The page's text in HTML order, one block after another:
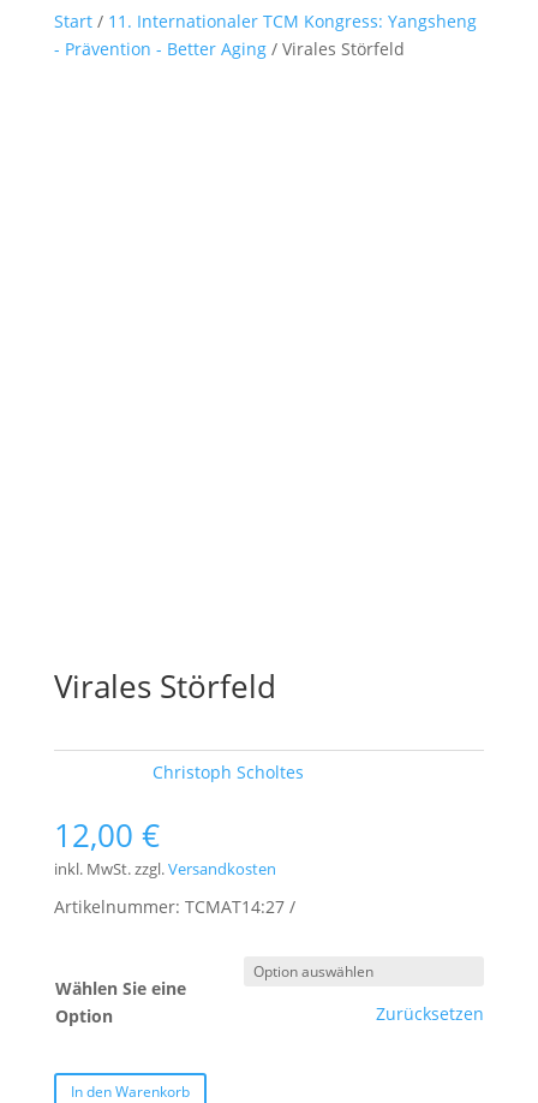
Start/ 11. Internationaler TCM Kongress: Yangsheng
- Prävention - Better Aging/ Virales Störfeld
Virales Störfeld
Christoph Scholtes
12,00 €
inkl. MwSt.zzgl.Versandkosten
Artikelnummer: TCMAT14:27
Wählen Sie eine
Option
Zurücksetzen
In den Warenkorb